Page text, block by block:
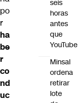
po
r
ha
be
r
co
nd
uc
seis
horas
antes
que
YouTube
Minsal
ordena
retirar
lote